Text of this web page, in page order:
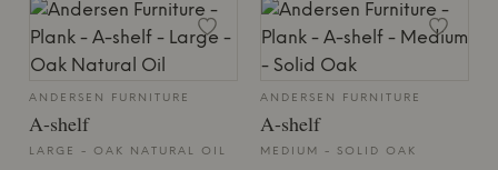
ANDERSEN FURNITURE
A-shelf
LARGE - OAK NATURAL OIL
ANDERSEN FURNITURE
A-shelf
MEDIUM - SOLID OAK